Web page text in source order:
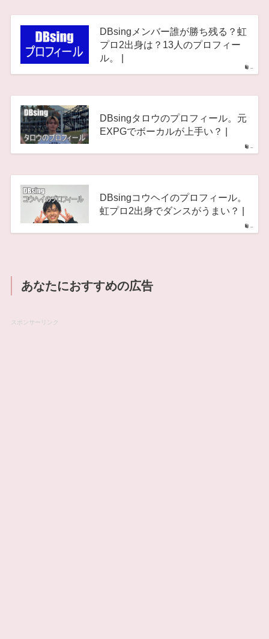
–
DBsingメンバー誰が勝ち残る？虹
プロ2出身は？13人のプロフィー
ル。 |
–
DBsingタロウのプロフィール。元
EXPGでボーカルが上手い？ |
–
DBsingコウヘイのプロフィール。
虹プロ2出身でダンスがうまい？ |
あなたにおすすめの広告
スポンサーリンク